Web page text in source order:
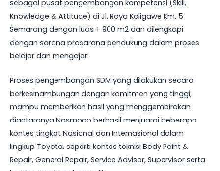
sebagai pusat pengembangan kompetensi (Skill,
Knowledge & Attitude) di Jl. Raya Kaligawe Km. 5
Semarang dengan luas + 900 m2 dan dilengkapi
dengan sarana prasarana pendukung dalam proses
belajar dan mengajar.
Proses pengembangan SDM yang dilakukan secara
berkesinambungan dengan komitmen yang tinggi,
mampu memberikan hasil yang menggembirakan
diantaranya Nasmoco berhasil menjuarai beberapa
kontes tingkat Nasional dan Internasional dalam
lingkup Toyota, seperti kontes teknisi Body Paint &
Repair, General Repair, Service Advisor, Supervisor serta